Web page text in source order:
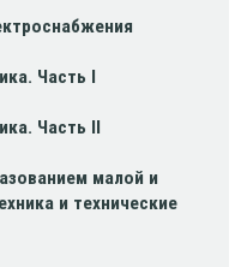
Часть I
Часть II
малой и
и технические